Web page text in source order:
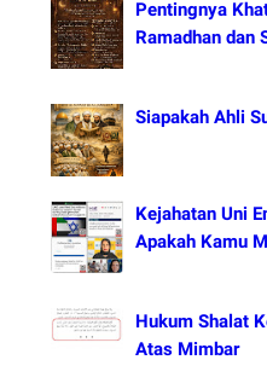
Pentingnya
Ramadhan dan
Siapakah Ahli
Kejahatan Uni
Apakah Kamu
Hukum Shalat
Atas Mimbar